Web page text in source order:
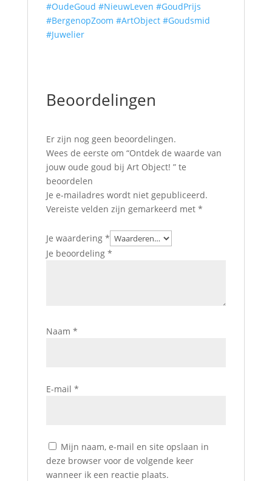
#OudeGoud #NieuwLeven #GoudPrijs
#BergenopZoom #ArtObject #Goudsmid
#Juwelier
Beoordelingen
Er zijn nog geen beoordelingen.
Wees de eerste om “Ontdek de waarde van
jouw oude goud bij Art Object! ” te
beoordelen
Je e-mailadres wordt niet gepubliceerd.
Vereiste velden zijn gemarkeerd met *
Je waardering *
Je beoordeling *
Naam *
E-mail *
Mijn naam, e-mail en site opslaan in
deze browser voor de volgende keer
wanneer ik een reactie plaats.